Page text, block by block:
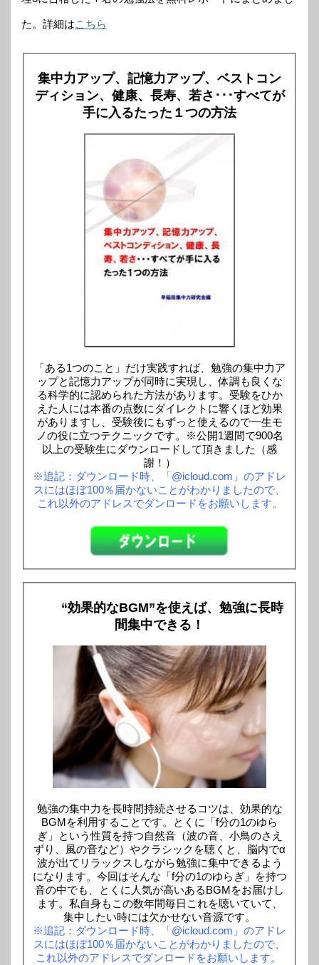
た。詳細はこちら
集中力アップ、記憶力アップ、ベストコン
ディション、健康、長寿、若さ･･･すべてが
手に入るたった１つの方法
「ある1つのこと」だけ実践すれば、勉強の集中力ア
ップと記憶力アップが同時に実現し、体調も良くな
る科学的に認められた方法があります。受験をひか
えた人には本番の点数にダイレクトに響くほど効果
がありますし、受験後にもずっと使えるので一生モ
ノの役に立つテクニックです。※公開1週間で900名
以上の受験生にダウンロードして頂きました（感
謝！）
※追記：ダウンロード時、「@icloud.com」のアドレ
スにはほぼ100％届かないことがわかりましたので、
これ以外のアドレスでダンロードをお願いします。
“効果的なBGM”を使えば、勉強に長時
間集中できる！
勉強の集中力を長時間持続させるコツは、効果的な
BGMを利用することです。とくに「f分の1のゆら
ぎ」という性質を持つ自然音（波の音、小鳥のさえ
ずり、風の音など）やクラシックを聴くと、脳内でα
波が出てリラックスしながら勉強に集中できるよう
になります。今回はそんな「f分の1のゆらぎ」を持つ
音の中でも、とくに人気が高いあるBGMをお届けし
ます。私自身もこの数年間毎日これを聴いていて、
集中したい時には欠かせない音源です。
※追記：ダウンロード時、「@icloud.com」のアドレ
スにはほぼ100％届かないことがわかりましたので、
これ以外のアドレスでダンロードをお願いします。